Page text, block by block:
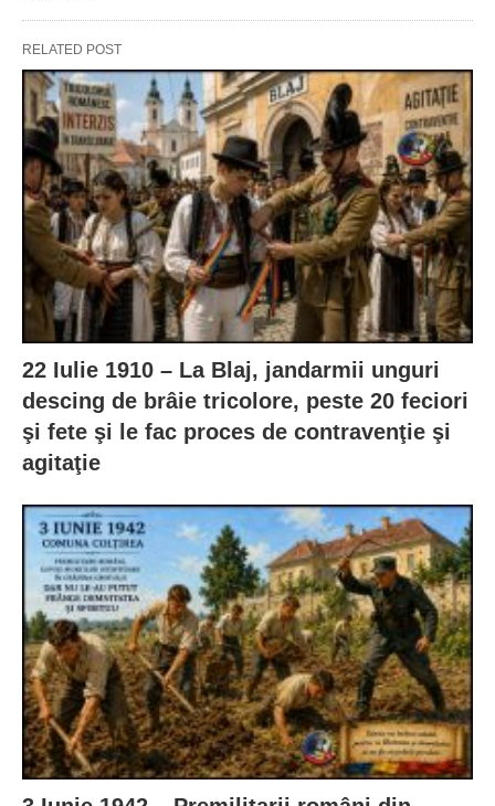
RELATED POST
22 Iulie 1910 – La Blaj, jandarmii unguri
descing de brâie tricolore, peste 20 feciori
şi fete şi le fac proces de contravenţie şi
agitaţie